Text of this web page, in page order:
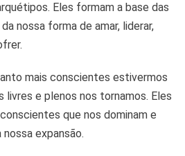
Eles formam a base das
nossa forma de amar, liderar,
mais conscientes estivermos
livres e plenos nos tornamos. Eles
que nos dominam e
expansão.